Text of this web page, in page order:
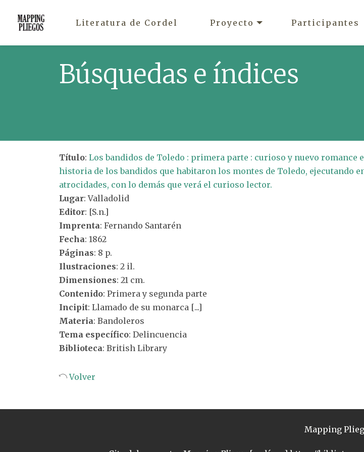
Literatura de Cordel Proyecto Participantes
Búsquedas e índices
Título: Los bandidos de Toledo : primera parte : curioso y nuevo romance
historia de los bandidos que habitaron los montes de Toledo, ejecutando
atrocidades, con lo demás que verá el curioso lector.
Lugar: Valladolid
Editor: [S.n.]
Imprenta: Fernando Santarén
Fecha: 1862
Páginas: 8 p.
Ilustraciones: 2 il.
Dimensiones: 21 cm.
Contenido: Primera y segunda parte
Incipit: Llamado de su monarca [...]
Materia: Bandoleros
Tema específico: Delincuencia
Biblioteca: British Library
Volver
Mapping